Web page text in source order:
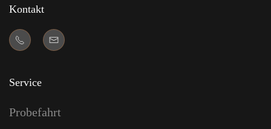
Kontakt
Service
Probefahrt